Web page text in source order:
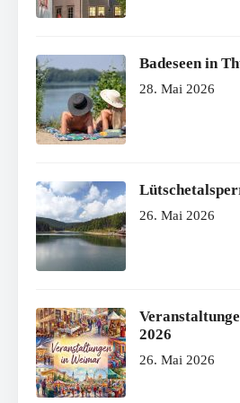
Badeseen in
28. Mai 2026
26. Mai 2026
2026
26. Mai 2026